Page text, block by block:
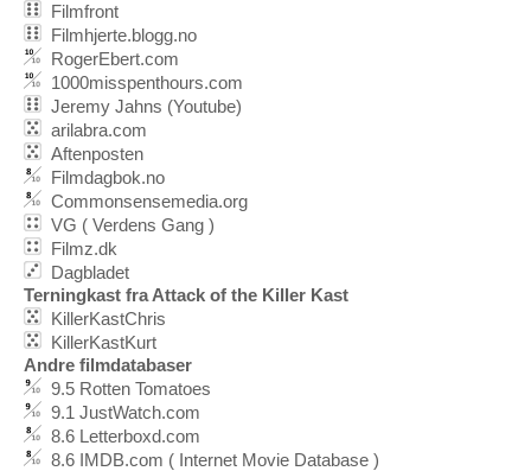
Filmfront
Filmhjerte.blogg.no
RogerEbert.com
1000misspenthours.com
Jeremy Jahns (Youtube)
arilabra.com
Aftenposten
Filmdagbok.no
Commonsensemedia.org
VG ( Verdens Gang )
Filmz.dk
Dagbladet
Terningkast fra Attack of the Killer Kast
KillerKastChris
KillerKastKurt
Andre filmdatabaser
9.5 Rotten Tomatoes
9.1 JustWatch.com
8.6 Letterboxd.com
8.6 IMDB.com ( Internet Movie Database )